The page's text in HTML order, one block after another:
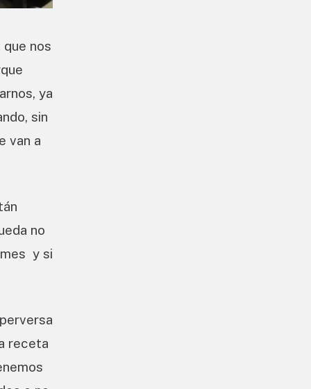
nos
ya
sin
van a
no
y si
receta